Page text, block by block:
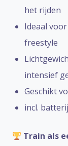
het rijden
Ideaal
freestyle
intensief
Geschikt
incl.
Train als